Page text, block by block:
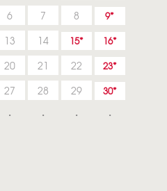
6 7 8 9
13 14 15 16
20 21 22 23
27 28 29 30